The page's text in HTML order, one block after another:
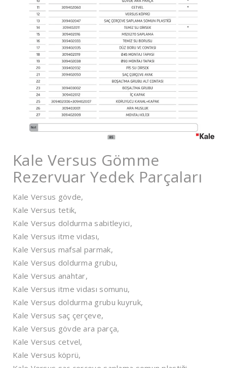
Kale Versus Gömme
Rezervuar Yedek Parçaları
Kale Versus gövde,
Kale Versus tetik,
Kale Versus doldurma sabitleyici,
Kale Versus itme vidası,
Kale Versus mafsal parmak,
Kale Versus doldurma grubu,
Kale Versus anahtar,
Kale Versus itme vidası somunu,
Kale Versus doldurma grubu kuyruk,
Kale Versus saç çerçeve,
Kale Versus gövde ara parça,
Kale Versus cetvel,
Kale Versus köprü,